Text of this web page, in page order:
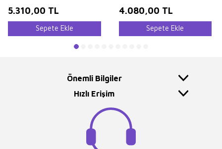
5.310,00 TL
Sepete Ekle
4.080,00 TL
Sepete Ekle
Önemli Bilgiler
Hızlı Erişim